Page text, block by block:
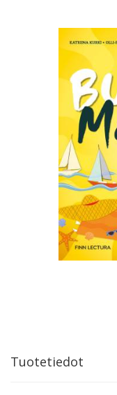
Tuotetiedot